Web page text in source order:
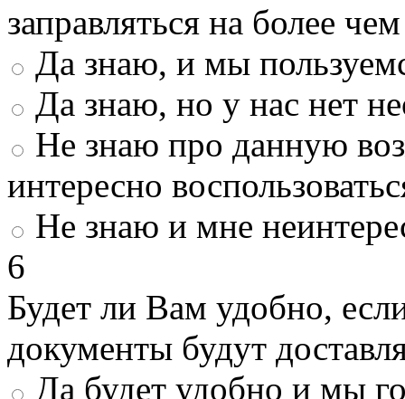
заправляться на более
Да знаю, и мы
Да знаю, но у нас нет
Не знаю про данную
интересно
Не знаю и мне
6
Будет ли Вам удобно,
документы будут
Да будет удобно и мы